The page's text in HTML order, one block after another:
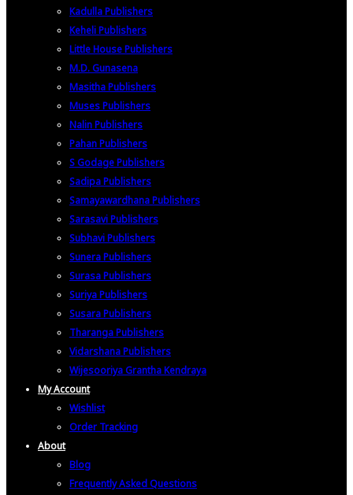
Kadulla Publishers
Keheli Publishers
Little House Publishers
M.D. Gunasena
Masitha Publishers
Muses Publishers
Nalin Publishers
Pahan Publishers
S Godage Publishers
Sadipa Publishers
Samayawardhana Publishers
Sarasavi Publishers
Subhavi Publishers
Sunera Publishers
Surasa Publishers
Suriya Publishers
Susara Publishers
Tharanga Publishers
Vidarshana Publishers
Wijesooriya Grantha Kendraya
My Account
Wishlist
Order Tracking
About
Blog
Frequently Asked Questions